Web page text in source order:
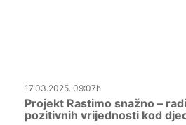
17.03.2025. 09:07h
Projekt Rastimo snažno –
pozitivnih vrijednosti kod